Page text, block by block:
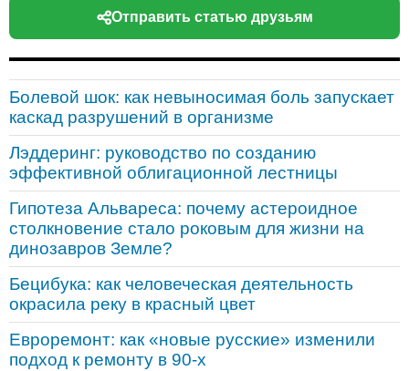
Отправить статью друзьям
Болевой шок: как невыносимая боль запускает
каскад разрушений в организме
Лэддеринг: руководство по созданию
эффективной облигационной лестницы
Гипотеза Альвареса: почему астероидное
столкновение стало роковым для жизни на
динозавров Земле?
Бецибука: как человеческая деятельность
окрасила реку в красный цвет
Евроремонт: как «новые русские» изменили
подход к ремонту в 90-х